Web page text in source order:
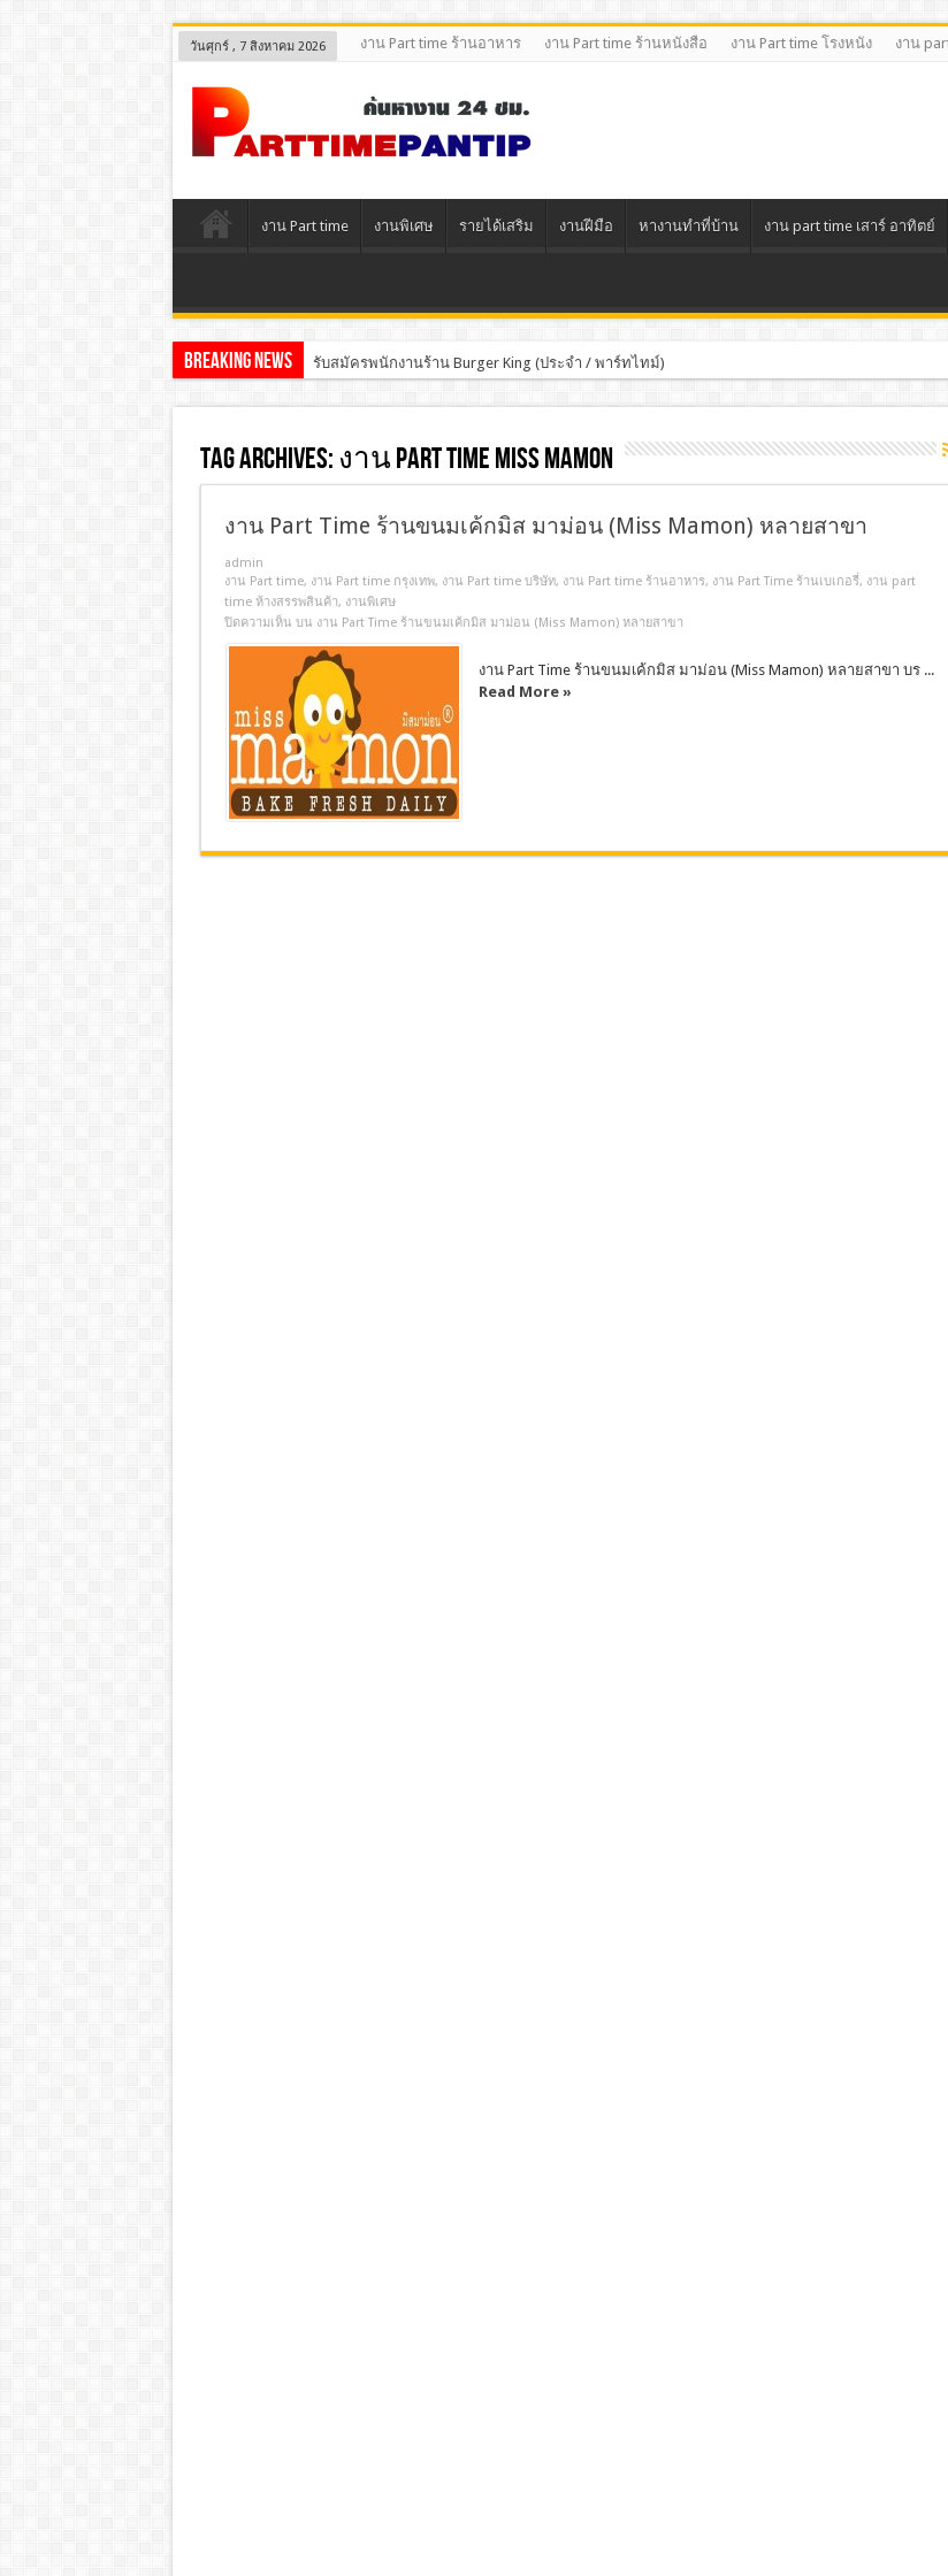
วันศุกร์ , 7 สิงหาคม 2026 งาน Part time ร้านอาหาร งาน Part time ร้านหนังสือ งาน Part time โรงหนัง งาน
งาน Part time งานพิเศษ รายได้เสริม งานฝีมือ หางานทําที่บ้าน งาน part time เสาร์ อาทิตย์
Breaking News รับสมัครพนักงานร้าน Burger King (ประจำ / พาร์ทไทม์)
Tag Archives: งาน Part Time Miss Mamon
งาน Part Time ร้านขนมเค้กมิส มาม่อน (Miss Mamon) หลายสาขา
admin
งาน Part time, งาน Part time กรุงเทพ, งาน Part time บริษัท, งาน Part time ร้านอาหาร, งาน Part Time ร้านเบเกอรี่, งาน part
time ห้างสรรพสินค้า, งานพิเศษ
ปิดความเห็น บน งาน Part Time ร้านขนมเค้กมิส มาม่อน (Miss Mamon) หลายสาขา
งาน Part Time ร้านขนมเค้กมิส มาม่อน (Miss Mamon) หลายสาขา บร ...
Read More »